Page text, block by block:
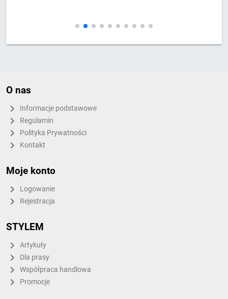
O nas
Informacje podstawowe
Regulamin
Polityka Prywatności
Kontakt
Moje konto
Logowanie
Rejestracja
STYLEM
Artykuły
Dla prasy
Współpraca handlowa
Promocje